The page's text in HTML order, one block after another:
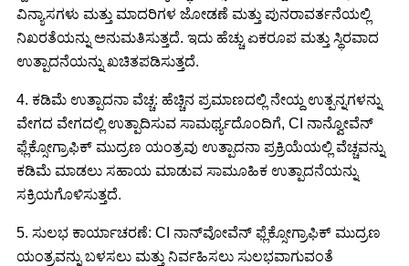
ವಿನ್ಯಾಸಗಳು ಮತ್ತು ಮಾದರಿಗಳ ಜೋಡಣೆ ಮತ್ತು ಪುನರಾವರ್ತನೆಯಲ್ಲಿ
ನಿಖರತೆಯನ್ನು ಅನುಮತಿಸುತ್ತದೆ. ಇದು ಹೆಚ್ಚು ಏಕರೂಪ ಮತ್ತು ಸ್ಥಿರವಾದ
ಉತ್ಪಾದನೆಯನ್ನು ಖಚಿತಪಡಿಸುತ್ತದೆ.
4. ಕಡಿಮೆ ಉತ್ಪಾದನಾ ವೆಚ್ಚ: ಹೆಚ್ಚಿನ ಪ್ರಮಾಣದಲ್ಲಿ ನೇಯ್ದ ಉತ್ಪನ್ನಗಳನ್ನು
ವೇಗದ ವೇಗದಲ್ಲಿ ಉತ್ಪಾದಿಸುವ ಸಾಮರ್ಥ್ಯದೊಂದಿಗೆ, CI ನಾನ್ವೋವೆನ್
ಫ್ಲೆಕ್ಸೋಗ್ರಾಫಿಕ್ ಮುದ್ರಣ ಯಂತ್ರವು ಉತ್ಪಾದನಾ ಪ್ರಕ್ರಿಯೆಯಲ್ಲಿ ವೆಚ್ಚವನ್ನು
ಕಡಿಮೆ ಮಾಡಲು ಸಹಾಯ ಮಾಡುವ ಸಾಮೂಹಿಕ ಉತ್ಪಾದನೆಯನ್ನು
ಸಕ್ರಿಯಗೊಳಿಸುತ್ತದೆ.
5. ಸುಲಭ ಕಾರ್ಯಾಚರಣೆ: CI ನಾನ್‌ವೋವೆನ್ ಫ್ಲೆಕ್ಸೋಗ್ರಾಫಿಕ್ ಮುದ್ರಣ
ಯಂತ್ರವನ್ನು ಬಳಸಲು ಮತ್ತು ನಿರ್ವಹಿಸಲು ಸುಲಭವಾಗುವಂತೆ